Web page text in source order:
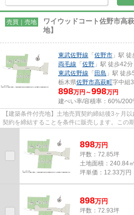
売買｜売地
ワイウッドコート佐野市高
地】
東武佐野線 「佐野市 」駅
両毛線 「佐野 」駅 徒歩42分
東武佐野線 「田島 」駅 徒
栃木県佐野市高萩町字中組
898万円～998万円
建ぺい率/容積率： 60%/
【建築条件付売地】土地売買契約締結後3ヶ月
契約を締結することを条件に販売します。この
なかった場合は、土地売買契約...
898万円
坪数：72.85坪
土地面積：240.84㎡
坪単価：12.33万円
898万円
坪数：72.93坪